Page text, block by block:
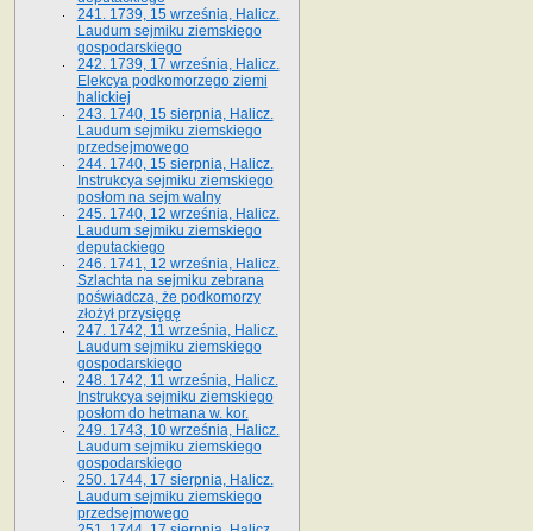
241. 1739, 15 września, Halicz.
Laudum sejmiku ziemskiego
gospodarskiego
242. 1739, 17 września, Halicz.
Elekcya podkomorzego ziemi
halickiej
243. 1740, 15 sierpnia, Halicz.
Laudum sejmiku ziemskiego
przedsejmowego
244. 1740, 15 sierpnia, Halicz.
Instrukcya sejmiku ziemskiego
posłom na sejm walny
245. 1740, 12 września, Halicz.
Laudum sejmiku ziemskiego
deputackiego
246. 1741, 12 września, Halicz.
Szlachta na sejmiku zebrana
poświadcza, że podkomorzy
złożył przysięgę
247. 1742, 11 września, Halicz.
Laudum sejmiku ziemskiego
gospodarskiego
248. 1742, 11 września, Halicz.
Instrukcya sejmiku ziemskiego
posłom do hetmana w. kor.
249. 1743, 10 września, Halicz.
Laudum sejmiku ziemskiego
gospodarskiego
250. 1744, 17 sierpnia, Halicz.
Laudum sejmiku ziemskiego
przedsejmowego